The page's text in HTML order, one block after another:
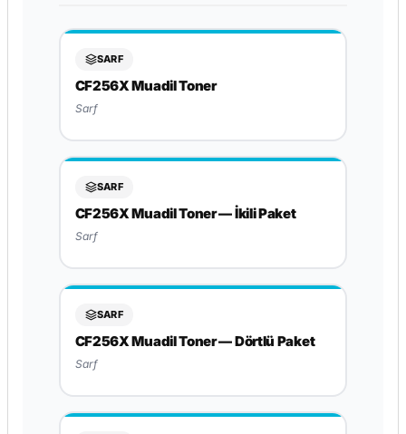
SARF
CF256X Muadil Toner
Sarf
SARF
CF256X Muadil Toner — İkili Paket
Sarf
SARF
CF256X Muadil Toner — Dörtlü Paket
Sarf